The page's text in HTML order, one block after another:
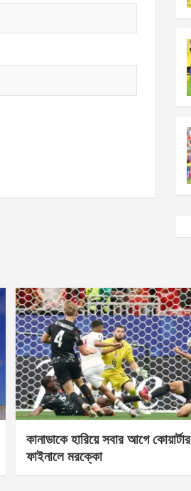
কানাডাকে হারিয়ে সবার আগে কোয়ার্টার
ফাইনালে মরক্কো